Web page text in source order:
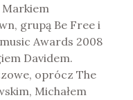
Markiem
grupą Be Free i
Awards 2008
Davidem.
oprócz The
Michałem